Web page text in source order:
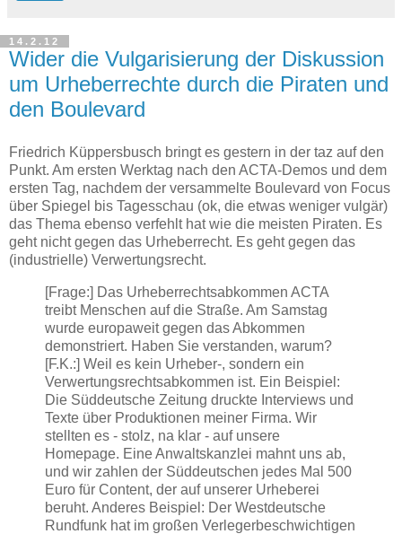
14.2.12
Wider die Vulgarisierung der Diskussion
um Urheberrechte durch die Piraten und
den Boulevard
Friedrich Küppersbusch bringt es gestern in der taz auf den
Punkt. Am ersten Werktag nach den ACTA-Demos und dem
ersten Tag, nachdem der versammelte Boulevard von Focus
über Spiegel bis Tagesschau (ok, die etwas weniger vulgär)
das Thema ebenso verfehlt hat wie die meisten Piraten. Es
geht nicht gegen das Urheberrecht. Es geht gegen das
(industrielle) Verwertungsrecht.
[Frage:] Das Urheberrechtsabkommen ACTA
treibt Menschen auf die Straße. Am Samstag
wurde europaweit gegen das Abkommen
demonstriert. Haben Sie verstanden, warum?
[F.K.:] Weil es kein Urheber-, sondern ein
Verwertungsrechtsabkommen ist. Ein Beispiel:
Die Süddeutsche Zeitung druckte Interviews und
Texte über Produktionen meiner Firma. Wir
stellten es - stolz, na klar - auf unsere
Homepage. Eine Anwaltskanzlei mahnt uns ab,
und wir zahlen der Süddeutschen jedes Mal 500
Euro für Content, der auf unserer Urheberei
beruht. Anderes Beispiel: Der Westdeutsche
Rundfunk hat im großen Verlegerbeschwichtigen